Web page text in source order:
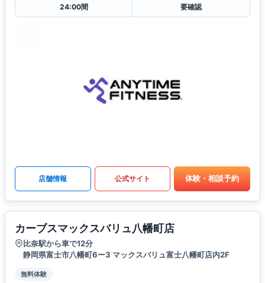
24:00間
要確認
店舗情報 公式サイト 体験・相談予約
カーブスマックスバリュ八幡町店
比奈駅から車で12分
静岡県富士市八幡町6ー3 マックスバリュ富士八幡町店内2F
無料体験